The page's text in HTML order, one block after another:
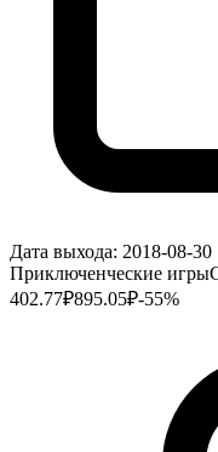
Дата выхода: 2018-08-30
Приключенческие игры
402.77₽895.05₽-55%